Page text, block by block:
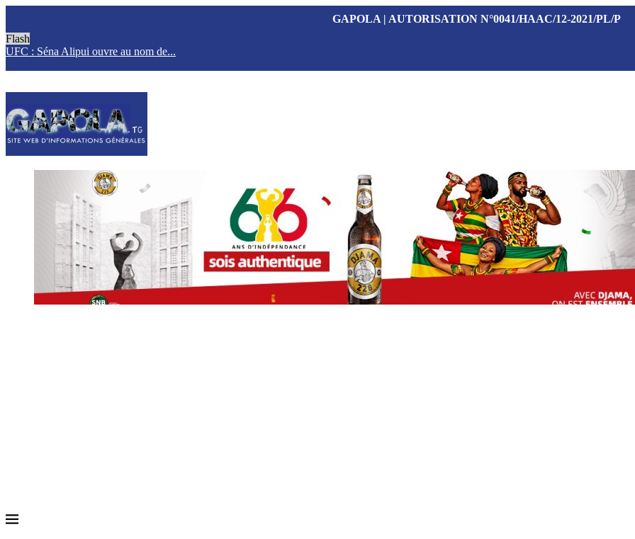
GAPOLA | AUTORISATION N°0041/HAAC/12-2021/PL/P
Flash
UFC : Séna Alipui ouvre au nom de...